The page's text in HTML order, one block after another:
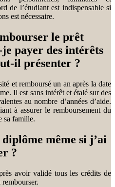
de l’étudiant est indispensable si
est nécessaire.
le prêt
payer des intérêts
il présenter ?
et remboursé un an après la date
Il est sans intérêt et étalé sur des
au nombre d’années d’aide.
à assurer le remboursement du
sa famille.
même si j’ai
?
avoir validé tous les crédits de
rembourser.